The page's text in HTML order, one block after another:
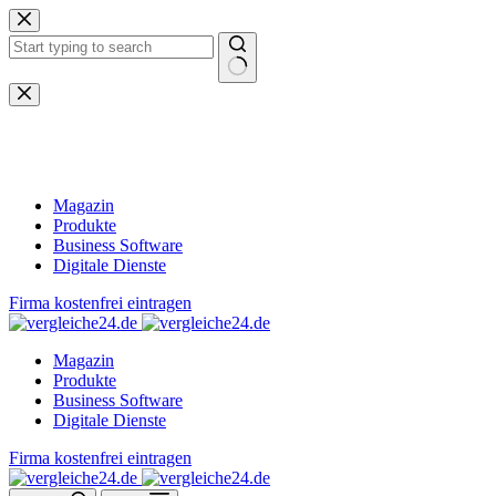
Zum
Inhalt
springen
Keine
Ergebnisse
Magazin
Produkte
Business Software
Digitale Dienste
Firma kostenfrei eintragen
Magazin
Produkte
Business Software
Digitale Dienste
Firma kostenfrei eintragen